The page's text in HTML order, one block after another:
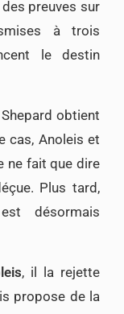
preuves sur
à trois
le destin
Shepard obtient
cas, Anoleis et
ne fait que dire
Plus tard,
désormais
, il la rejette
propose de la